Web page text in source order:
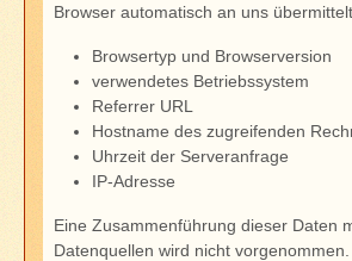
Browser automatisch an uns
Browsertyp und Browserversion
verwendetes Betriebssystem
Referrer URL
Hostname des zugreifenden
Uhrzeit der Serveranfrage
IP-Adresse
Eine Zusammenführung dieser Daten
Datenquellen wird nicht vorgenommen.